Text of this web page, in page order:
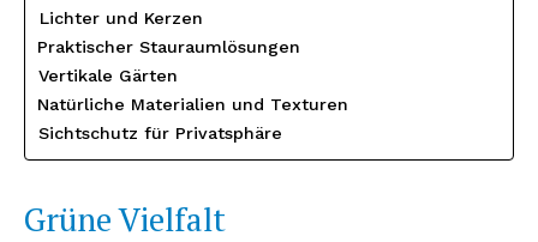
Lichter und Kerzen
Praktischer Stauraumlösungen
Vertikale Gärten
Natürliche Materialien und Texturen
Sichtschutz für Privatsphäre
Grüne Vielfalt